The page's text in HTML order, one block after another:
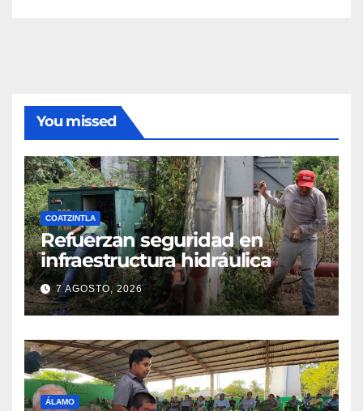
You missed
COATZINTLA
Refuerzan seguridad en
infraestructura hidráulica
7 AGOSTO, 2026
ÁLAMO